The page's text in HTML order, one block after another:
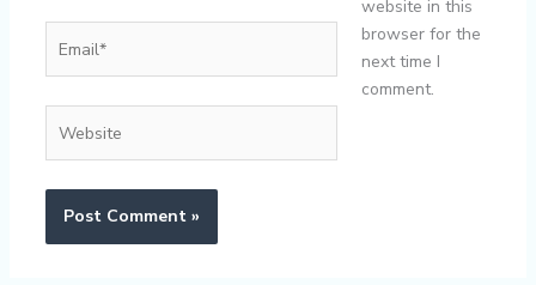
website in this
browser for the
next time I
comment.